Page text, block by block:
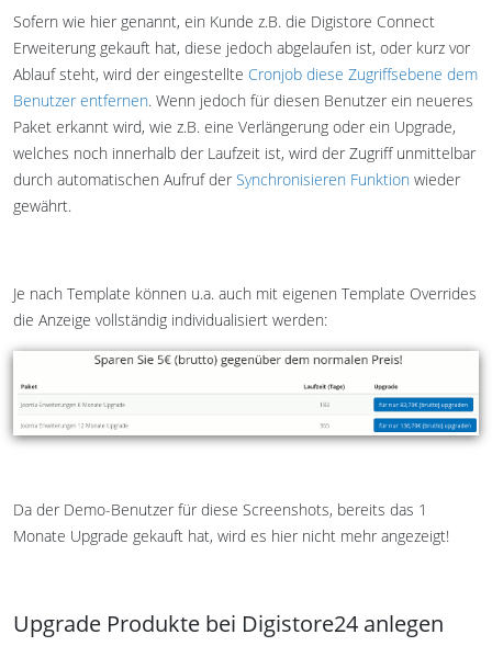
Sofern wie hier genannt, ein Kunde z.B. die Digistore Connect
Erweiterung gekauft hat, diese jedoch abgelaufen ist, oder kurz vor
Ablauf steht, wird der eingestellte Cronjob diese Zugriffsebene dem
Benutzer entfernen. Wenn jedoch für diesen Benutzer ein neueres
Paket erkannt wird, wie z.B. eine Verlängerung oder ein Upgrade,
welches noch innerhalb der Laufzeit ist, wird der Zugriff unmittelbar
durch automatischen Aufruf der Synchronisieren Funktion wieder
gewährt.
Je nach Template können u.a. auch mit eigenen Template Overrides
die Anzeige vollständig individualisiert werden:
Da der Demo-Benutzer für diese Screenshots, bereits das 1
Monate Upgrade gekauft hat, wird es hier nicht mehr angezeigt!
Upgrade Produkte bei Digistore24 anlegen